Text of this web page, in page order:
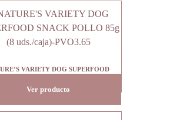
VARIETY DOG SUPERFOOD
Ver producto